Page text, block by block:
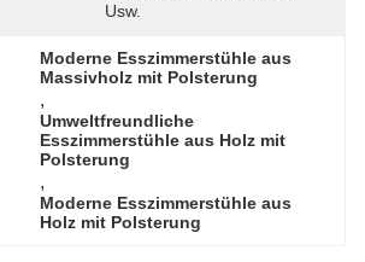
Usw.
Moderne Esszimmerstühle aus
Massivholz mit Polsterung
,
Umweltfreundliche
Esszimmerstühle aus Holz mit
Polsterung
,
Moderne Esszimmerstühle aus
Holz mit Polsterung